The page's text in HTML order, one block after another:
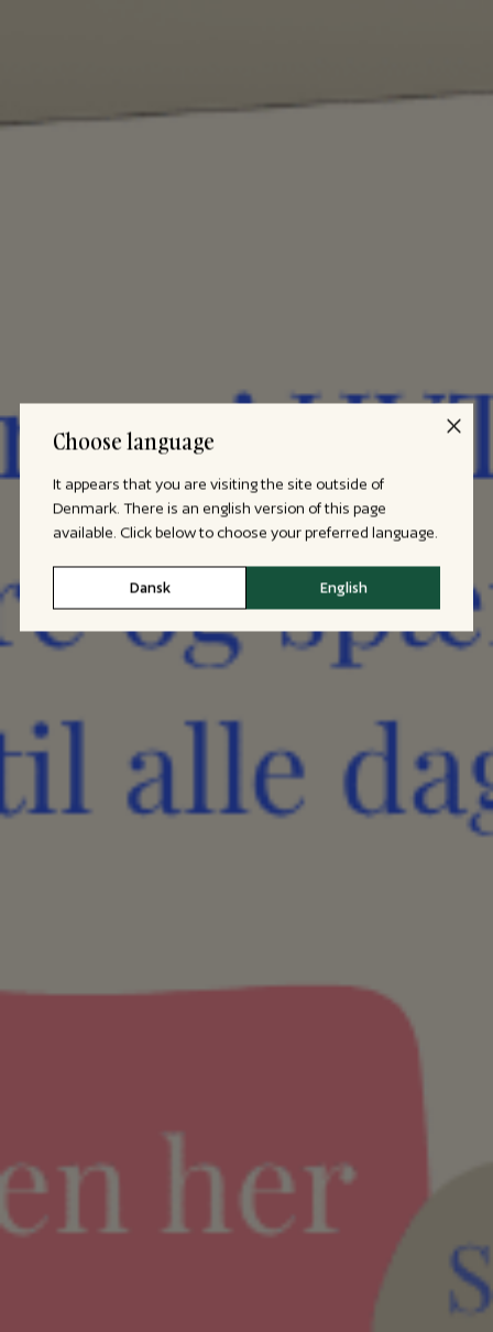
Choose language
It appears that you are visiting the site outside of
Denmark. There is an english version of this page
available. Click below to choose your preferred language.
Dansk English